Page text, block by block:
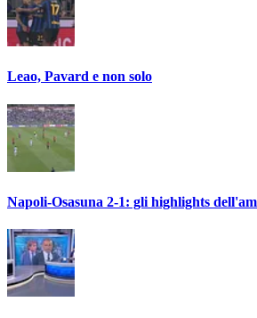
Leao, Pavard e non solo
Napoli-Osasuna 2-1: gli highlights